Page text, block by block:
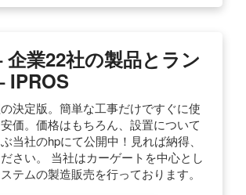
企業22社の製品とラン
IPROS
決定版。簡単な工事だけですぐに使
価。価格はもちろん、設置について
当社のhpにて公開中！見れば納得、
さい。 当社はカーゲートを中心とし
テムの製造販売を行っております。